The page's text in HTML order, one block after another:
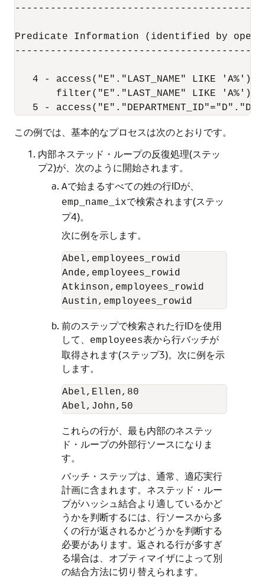
Predicate Information (identified by
   4 - access("E"."LAST_NAME" LIKE 'A%')
       filter("E"."LAST_NAME" LIKE 'A%')
この例では、基本的なプロセスは次のとおりです。
内部ネステッド・ループの反復処理(ステッ
プ2)が、次のように開始されます。
Aで始まるすべての姓の行IDが、
emp_name_ixで検索されます(ステッ
プ4)。
次に例を示します。
Abel,employees_rowid
Ande,employees_rowid
Atkinson,employees_rowid
前のステップで検索された行IDを使用
して、
employees表から行バッチが
取得されます(ステップ3)。次に例を示
します。
Abel,Ellen,80
これらの行が、最も内部のネステッ
ド・ループの外部行ソースになりま
す。
バッチ・ステップは、通常、適応実行
計画に含まれます。ネステッド・ルー
プがハッシュ結合より適しているかど
うかを判断するには、行ソースから多
くの行が返されるかどうかを判断する
必要があります。返される行が多すぎ
る場合は、オプティマイザによって別
の結合方法に切り替えられます。